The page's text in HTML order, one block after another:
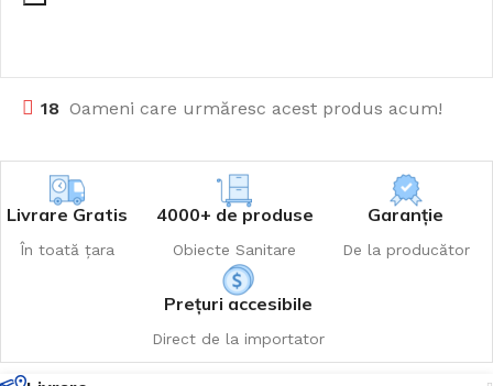
18 Oameni care urmăresc acest produs acum!
Livrare Gratis
În toată țara
4000+ de produse
Obiecte Sanitare
Garanție
De la producător
Prețuri accesibile
Direct de la importator